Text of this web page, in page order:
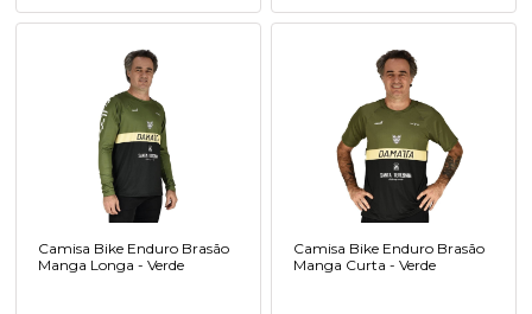
Camisa Bike Enduro Brasão
Manga Longa - Verde
Camisa Bike Enduro Brasão
Manga Curta - Verde